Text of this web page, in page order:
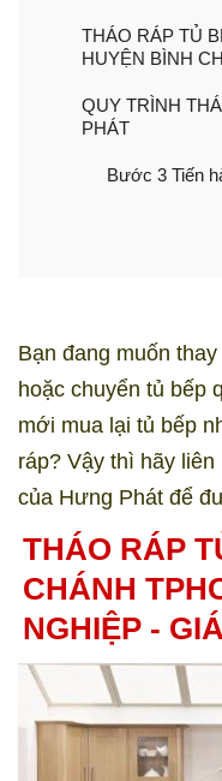
THÁO RÁP TỦ
HUYỆN BÌNH
QUY TRÌNH
PHÁT
Bước 3 Tiến
Bạn đang muốn
hoặc chuyển tủ bếp
mới mua lại tủ bếp
ráp? Vậy thì hãy
của Hưng Phát để
THÁO RÁP
CHÁNH
NGHIỆP -